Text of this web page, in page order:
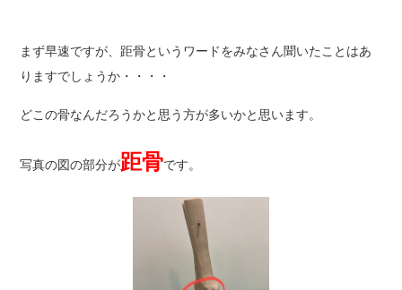
まず早速ですが、距骨というワードをみなさん聞いたことはあ
りますでしょうか・・・・
どこの骨なんだろうかと思う方が多いかと思います。
写真の図の部分が距骨です。